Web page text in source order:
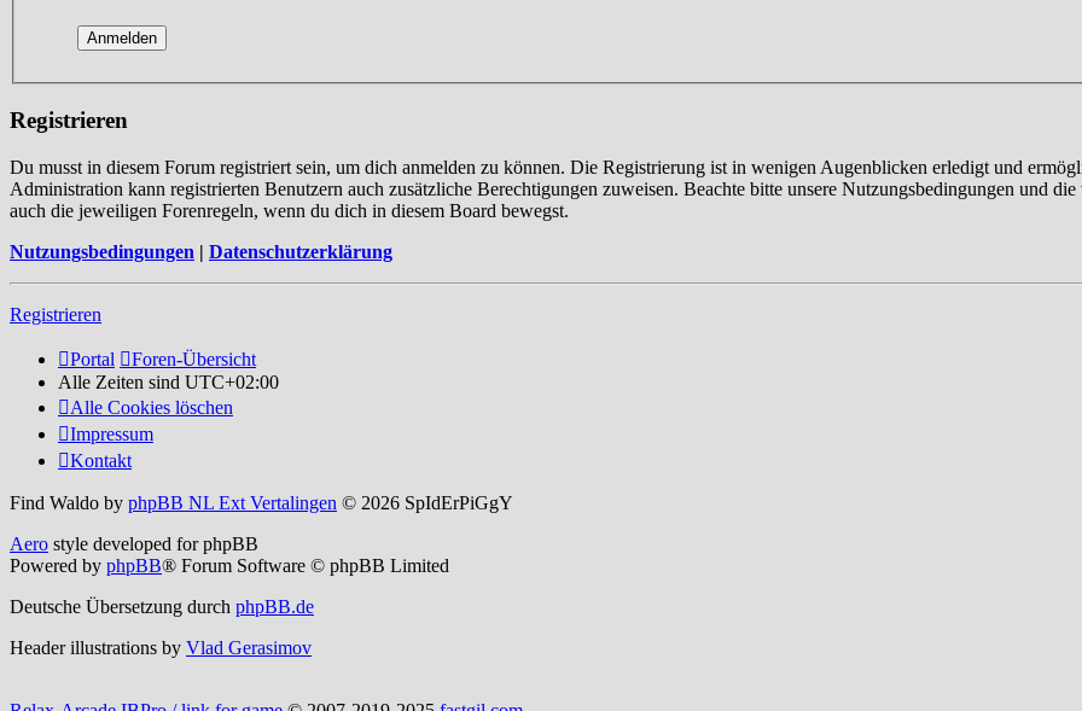
Registrieren
Du musst in diesem Forum registriert sein, um dich anmelden zu können. Die Registrierung ist in wenigen Augenblicken erledigt und
Administration kann registrierten Benutzern auch zusätzliche Berechtigungen zuweisen. Beachte bitte unsere Nutzungsbedingungen und
auch die jeweiligen Forenregeln, wenn du dich in diesem Board bewegst.
Nutzungsbedingungen | Datenschutzerklärung
Registrieren
Portal
Foren-Übersicht
Alle Zeiten sind UTC+02:00
Alle Cookies löschen
Impressum
Kontakt
Find Waldo by phpBB NL Ext Vertalingen © 2026 SpIdErPiGgY
Aero style developed for phpBB
Powered by phpBB® Forum Software © phpBB Limited
Deutsche Übersetzung durch phpBB.de
Header illustrations by Vlad Gerasimov